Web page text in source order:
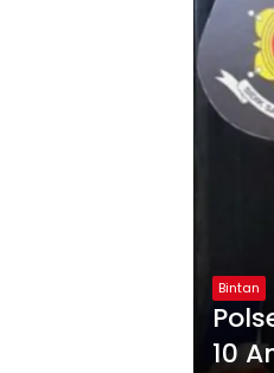
Bintan
10